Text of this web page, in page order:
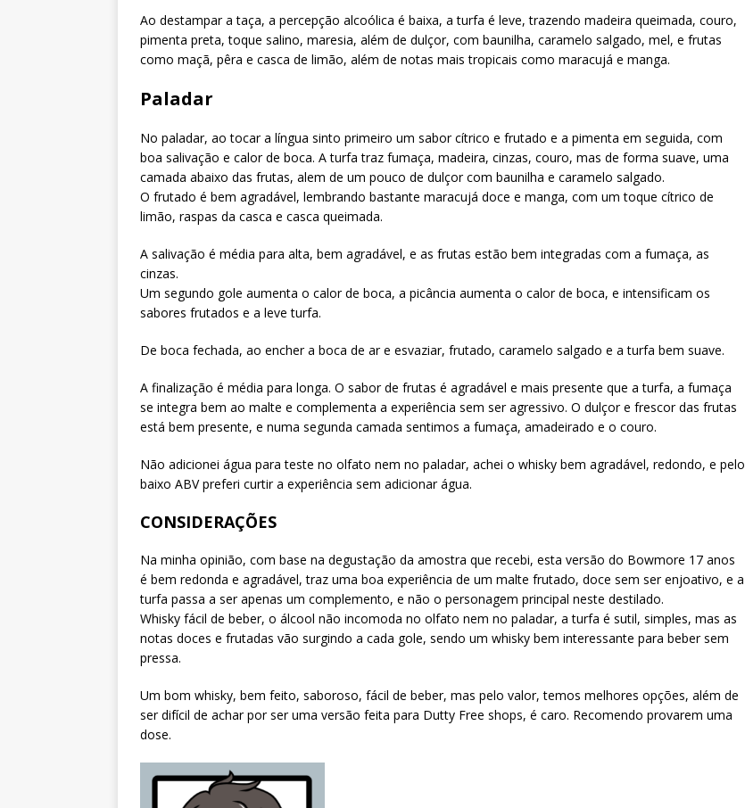
Ao destampar a taça, a percepção alcoólica é baixa, a turfa é leve, trazendo madeira queimada, couro,
pimenta preta, toque salino, maresia, além de dulçor, com baunilha, caramelo salgado, mel, e frutas
como maçã, pêra e casca de limão, além de notas mais tropicais como maracujá e manga.
Paladar
No paladar, ao tocar a língua sinto primeiro um sabor cítrico e frutado e a pimenta em seguida, com
boa salivação e calor de boca. A turfa traz fumaça, madeira, cinzas, couro, mas de forma suave, uma
camada abaixo das frutas, alem de um pouco de dulçor com baunilha e caramelo salgado.
O frutado é bem agradável, lembrando bastante maracujá doce e manga, com um toque cítrico de
limão, raspas da casca e casca queimada.
A salivação é média para alta, bem agradável, e as frutas estão bem integradas com a fumaça, as
cinzas.
Um segundo gole aumenta o calor de boca, a picância aumenta o calor de boca, e intensificam os
sabores frutados e a leve turfa.
De boca fechada, ao encher a boca de ar e esvaziar, frutado, caramelo salgado e a turfa bem suave.
A finalização é média para longa. O sabor de frutas é agradável e mais presente que a turfa, a fumaça
se integra bem ao malte e complementa a experiência sem ser agressivo. O dulçor e frescor das frutas
está bem presente, e numa segunda camada sentimos a fumaça, amadeirado e o couro.
Não adicionei água para teste no olfato nem no paladar, achei o whisky bem agradável, redondo, e pelo
baixo ABV preferi curtir a experiência sem adicionar água.
CONSIDERAÇÕES
Na minha opinião, com base na degustação da amostra que recebi, esta versão do Bowmore 17 anos
é bem redonda e agradável, traz uma boa experiência de um malte frutado, doce sem ser enjoativo, e a
turfa passa a ser apenas um complemento, e não o personagem principal neste destilado.
Whisky fácil de beber, o álcool não incomoda no olfato nem no paladar, a turfa é sutil, simples, mas as
notas doces e frutadas vão surgindo a cada gole, sendo um whisky bem interessante para beber sem
pressa.
Um bom whisky, bem feito, saboroso, fácil de beber, mas pelo valor, temos melhores opções, além de
ser difícil de achar por ser uma versão feita para Dutty Free shops, é caro. Recomendo provarem uma
dose.